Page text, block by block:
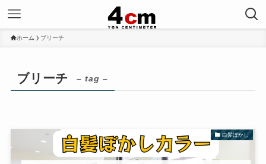
ホーム ブリーチ
ブリーチ – tag –
白髪ぼかし